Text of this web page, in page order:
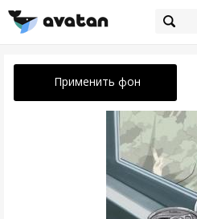
Применить фон